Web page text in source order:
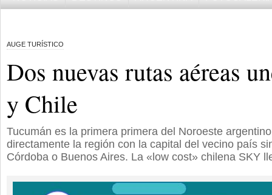
AUGE TURÍSTICO
Dos nuevas rutas aéreas
y Chile
Tucumán es la primera primera del Noroeste
directamente la región con la capital del vecino país
Córdoba o Buenos Aires. La «low cost» chilena SKY